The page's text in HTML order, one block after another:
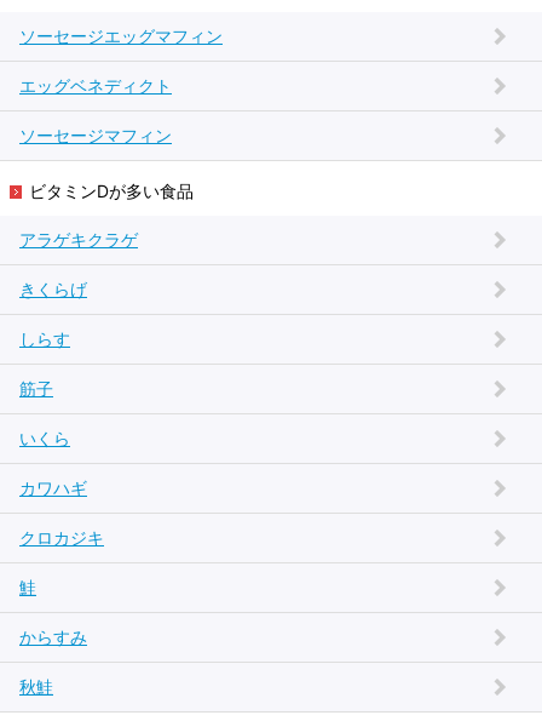
ソーセージエッグマフィン
エッグベネディクト
ソーセージマフィン
ビタミンDが多い食品
アラゲキクラゲ
きくらげ
しらす
筋子
いくら
カワハギ
クロカジキ
鮭
からすみ
秋鮭